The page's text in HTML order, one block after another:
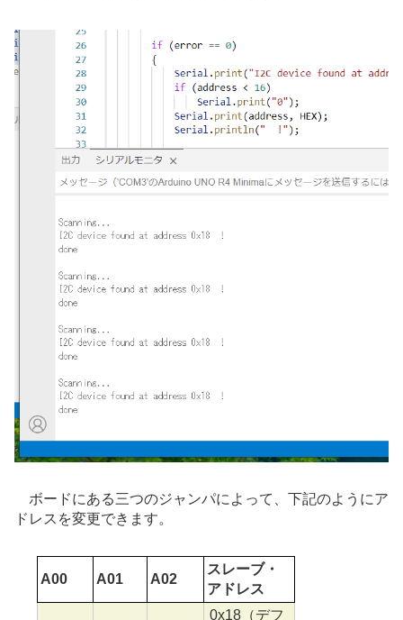
ボードにある三つのジャンパによって、下記のようにア
ドレスを変更できます。
A00 A01 A02
スレーブ・
アドレス
0x18（デフ